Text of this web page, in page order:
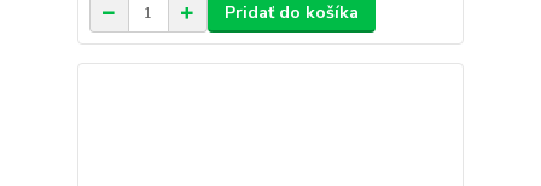
Pridať do košíka